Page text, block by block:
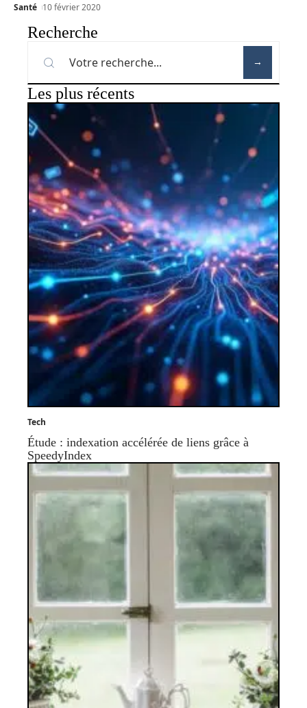
Santé 10 février 2020
Recherche
Les plus récents
Tech
Étude : indexation accélérée de liens grâce à
SpeedyIndex